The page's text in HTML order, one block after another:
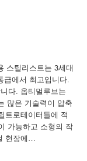
스틸리스트는 3세대
급에서 최고입니다.
다. 옵티멀루브는
많은 기술력이 압축
트로테이터들에 적
가능하고 소형의 작
현장에…